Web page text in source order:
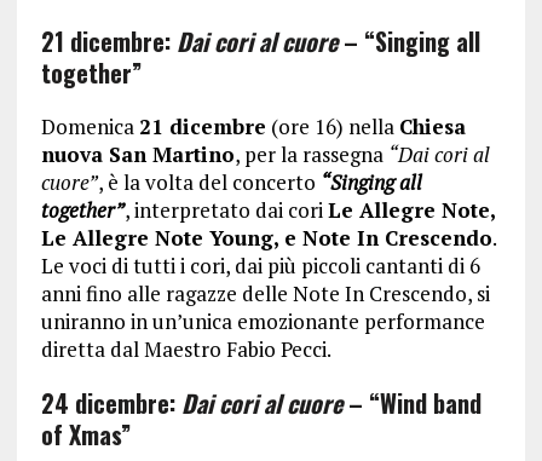
21 dicembre: Dai cori al cuore– “Singing all
together”
Domenica 21 dicembre (ore 16) nella Chiesa
nuova San Martino, per la rassegna “Dai cori al
cuore”, è la volta del concerto “Singing all
together”, interpretato dai cori Le Allegre Note,
Le Allegre Note Young, e Note In Crescendo.
Le voci di tutti i cori, dai più piccoli cantanti di 6
anni fino alle ragazze delle Note In Crescendo, si
uniranno in un’unica emozionante performance
diretta dal Maestro Fabio Pecci.
24 dicembre: Dai cori al cuore– “Wind band
of Xmas”